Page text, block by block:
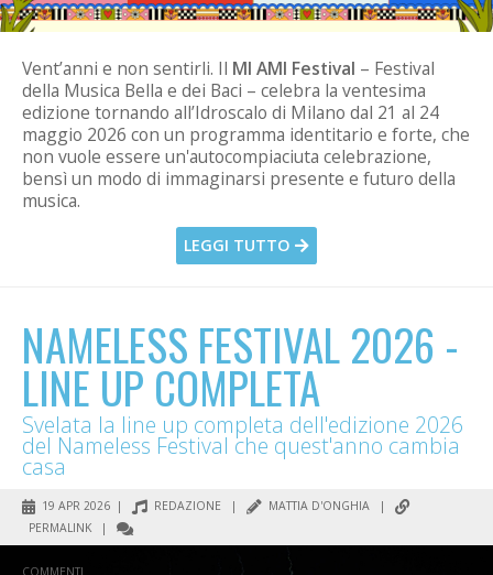
Vent’anni e non sentirli. Il MI AMI Festival – Festival
della Musica Bella e dei Baci – celebra la ventesima
edizione tornando all’Idroscalo di Milano dal 21 al 24
maggio 2026 con un programma identitario e forte, che
non vuole essere un'autocompiaciuta celebrazione,
bensì un modo di immaginarsi presente e futuro della
musica.
LEGGI TUTTO
NAMELESS FESTIVAL 2026 -
LINE UP COMPLETA
Svelata la line up completa dell'edizione 2026
del Nameless Festival che quest'anno cambia
casa
19 APR 2026 | REDAZIONE | MATTIA D'ONGHIA
|
PERMALINK
|
COMMENTI